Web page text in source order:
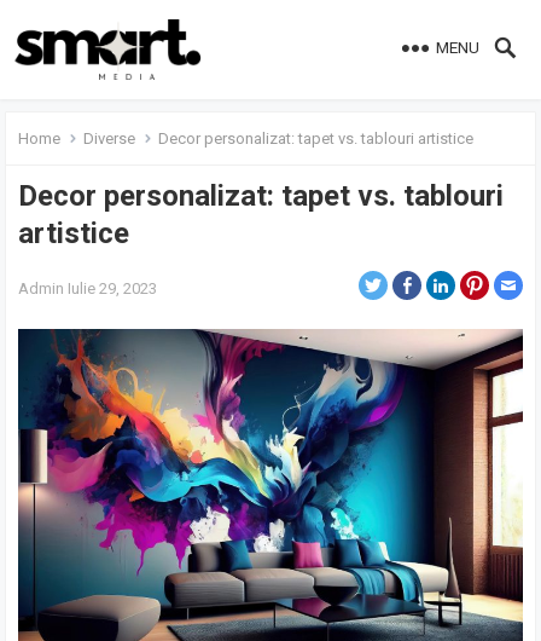
MENU
Home Diverse Decor personalizat: tapet vs. tablouri artistice
Decor personalizat: tapet vs. tablouri
artistice
Admin Iulie 29, 2023